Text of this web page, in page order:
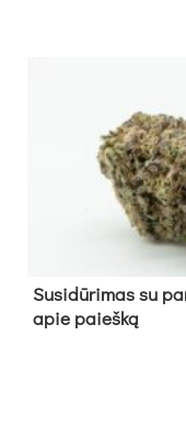
Su­si­dū­ri­mas su
apie paieš­ką